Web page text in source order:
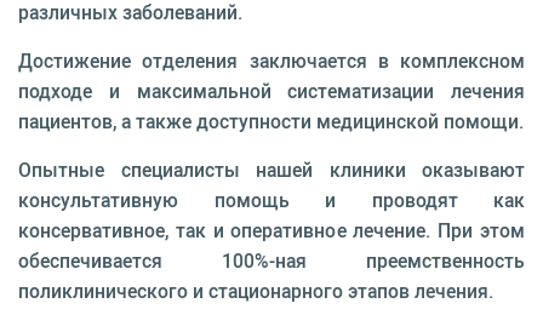
различных заболеваний.
Достижение отделения заключается в комплексном
подходе и максимальной систематизации лечения
пациентов, а также доступности медицинской помощи.
Опытные специалисты нашей клиники оказывают
консультативную помощь и проводят как
консервативное, так и оперативное лечение. При этом
обеспечивается 100%-ная преемственность
поликлинического и стационарного этапов лечения.